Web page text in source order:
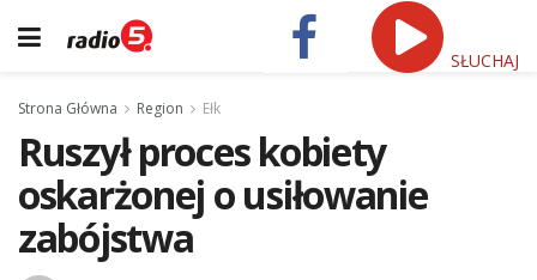
SŁUCHAJ
Strona Główna Region Ełk
Ruszył proces kobiety
oskarżonej o usiłowanie
zabójstwa